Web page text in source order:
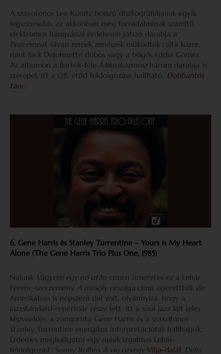
A szaxofonos Lee Konitz hosszú diszkográfiájának egyik
legszínesebb, az akkoriban még forradalminak számító
elektromos hangzással érdekesen játszó darabja a
Peacemeal; olyan remek zenészek működtek rajta közre,
mint Jack DeJohnette dobos vagy a bőgős Eddie Gómez.
Az albumon a Bartók-féle Mikrokozmosz három darabja is
szerepel, itt a 128. etűd feldolgozása hallható: Dobbantós
tánc.
6. Gene Harris és Stanley Turrentine – Yours is My Heart
Alone (The Gene Harris Trio Plus One, 1985)
Nálunk Vágyom egy nő után címen ismeretes ez a Lehár
Ferenc-szerzemény A mosoly országa című operettből, de
Amerikában is népszerű dal volt, olyannyira, hogy a
jazzstandard-repertoár része lett. Itt a soul jazz két jeles
képviselője, a zongorista Gene Harris és a szaxofonos
Stanley Turrentine energikus interpretációtát hallhatjuk.
Érdemes meghallgatni egy másik izgalmas Lehár-
feldolgozást: Sonny Rollins A víg özvegyVilja-dalát Delia